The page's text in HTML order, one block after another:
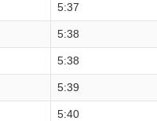
5:37
5:38
5:38
5:39
5:40